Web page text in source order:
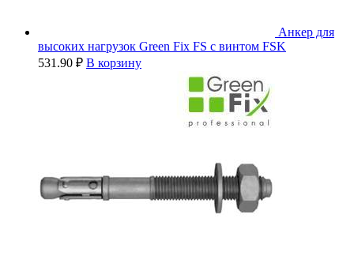
Анкер для
высоких нагрузок Green Fix FS с винтом FSK
531.90 ₽ В корзину